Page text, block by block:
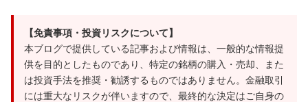
【免責事項・投資リスクについて】
本ブログで提供している記事および情報は、一般的な情報提
供を目的としたものであり、特定の銘柄の購入・売却、また
は投資手法を推奨・勧誘するものではありません。金融取引
には重大なリスクが伴いますので、最終的な決定はご自身の